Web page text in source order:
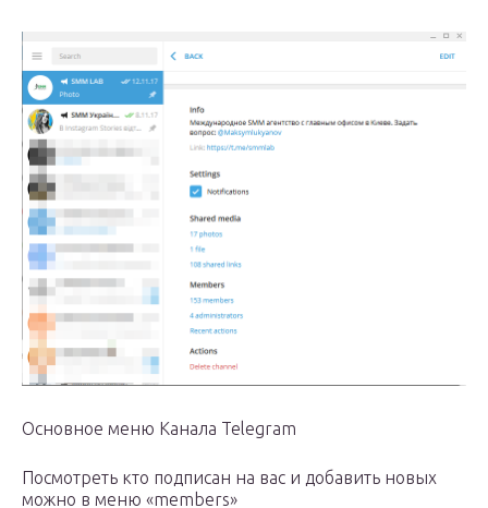
Основное меню Канала Telegram
Посмотреть кто подписан на вас и добавить новых
можно в меню «members»